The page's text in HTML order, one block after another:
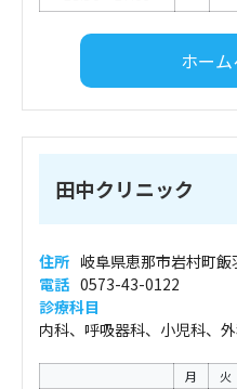
ホー
田中クリニック
住所 岐阜県恵那市岩村町
電話 0573-43-0122
診療科目
内科、呼吸器科、小児科、
月 火